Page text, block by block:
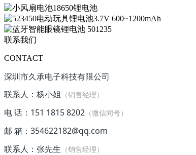
联系我们
CONTACT
深圳市久承电子科技有限公司
联系人：杨小姐 （销售经理）
电 话：151 1815 8202 （微信同号）
邮 箱：354622182@qq.com
联系人：张先生 （销售经理）